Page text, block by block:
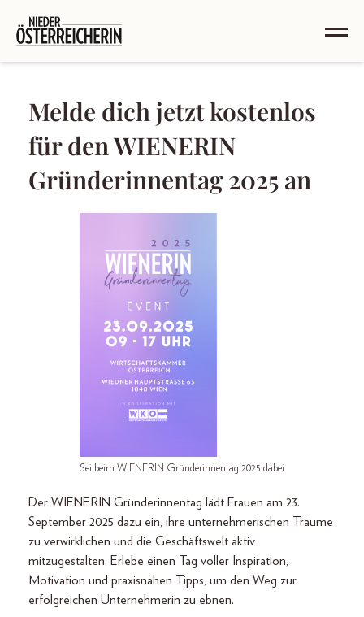
Melde dich jetzt kostenlos
für den WIENERIN
Gründerinnentag 2025 an
Sei beim WIENERIN Gründerinnentag 2025 dabei
Der WIENERIN Gründerinnentag lädt Frauen am 23.
September 2025 dazu ein, ihre unternehmerischen Träume
zu verwirklichen und die Geschäftswelt aktiv
mitzugestalten. Erlebe einen Tag voller Inspiration,
Motivation und praxisnahen Tipps, um den Weg zur
erfolgreichen Unternehmerin zu ebnen.